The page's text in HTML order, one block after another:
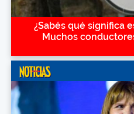
¿Sabés qué significa
Muchos